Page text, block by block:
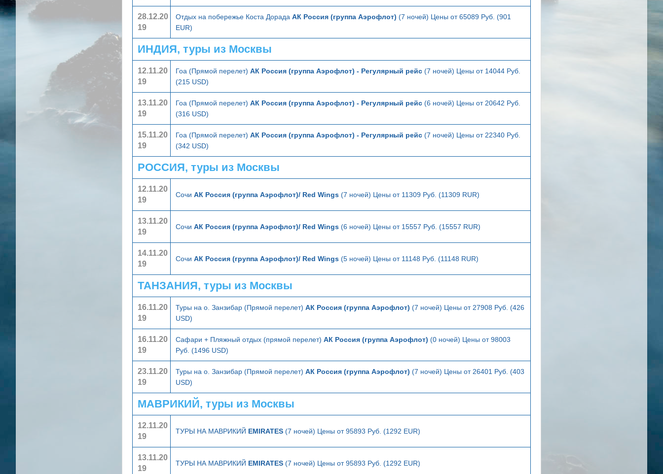
28.12.20
19
Отдых на побережье Коста Дорада АК Россия (группа Аэрофлот) (7 ночей) Цены от 65089 Руб. (901
EUR)
ИНДИЯ, туры из Москвы
12.11.20
19
Гоа (Прямой перелет) АК Россия (группа Аэрофлот) - Регулярный рейс (7 ночей) Цены от 14044 Руб.
(215 USD)
13.11.20
19
Гоа (Прямой перелет) АК Россия (группа Аэрофлот) - Регулярный рейс (6 ночей) Цены от 20642 Руб.
(316 USD)
15.11.20
19
Гоа (Прямой перелет) АК Россия (группа Аэрофлот) - Регулярный рейс (7 ночей) Цены от 22340 Руб.
(342 USD)
РОССИЯ, туры из Москвы
12.11.20
19
Сочи АК Россия (группа Аэрофлот)/ Red Wings (7 ночей) Цены от 11309 Руб. (11309 RUR)
13.11.20
19
Сочи АК Россия (группа Аэрофлот)/ Red Wings (6 ночей) Цены от 15557 Руб. (15557 RUR)
14.11.20
19
Сочи АК Россия (группа Аэрофлот)/ Red Wings (5 ночей) Цены от 11148 Руб. (11148 RUR)
ТАНЗАНИЯ, туры из Москвы
16.11.20
19
Туры на о. Занзибар (Прямой перелет) АК Россия (группа Аэрофлот) (7 ночей) Цены от 27908 Руб. (426
USD)
16.11.20
19
Сафари + Пляжный отдых (прямой перелет) АК Россия (группа Аэрофлот) (0 ночей) Цены от 98003
Руб. (1496 USD)
23.11.20
19
Туры на о. Занзибар (Прямой перелет) АК Россия (группа Аэрофлот) (7 ночей) Цены от 26401 Руб. (403
USD)
МАВРИКИЙ, туры из Москвы
12.11.20
19
ТУРЫ НА МАВРИКИЙ EMIRATES (7 ночей) Цены от 95893 Руб. (1292 EUR)
13.11.20
19
ТУРЫ НА МАВРИКИЙ EMIRATES (7 ночей) Цены от 95893 Руб. (1292 EUR)